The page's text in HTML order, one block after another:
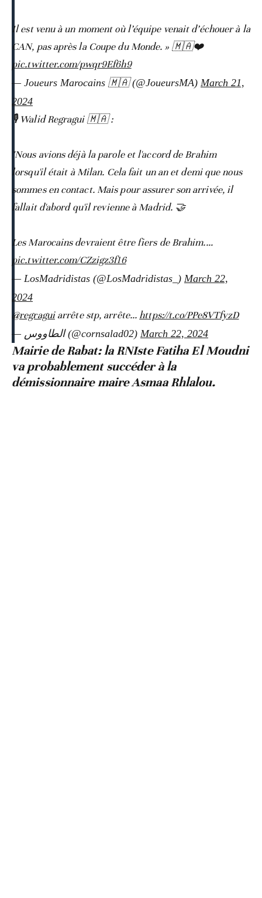
Il est venu à un moment où l’équipe venait d’échouer à la
CAN, pas après la Coupe du Monde. » 🇲🇦❤️
pic.twitter.com/pwqr9Ef6h9
— Joueurs Marocains 🇲🇦 (@JoueursMA) March 21,
2024
🎙️ Walid Regragui 🇲🇦 :
"Nous avions déjà la parole et l'accord de Brahim
lorsqu'il était à Milan. Cela fait un an et demi que nous
sommes en contact. Mais pour assurer son arrivée, il
fallait d'abord qu'il revienne à Madrid. 🤝
Les Marocains devraient être fiers de Brahim.…
pic.twitter.com/CZzigz3f16
— LosMadridistas (@LosMadridistas_) March 22,
2024
@regraguiarrête stp, arrête...https://t.co/PPe8VTfyzD
— الطاووس (@cornsalad02) March 22, 2024
Mairie de Rabat: la RNIste Fatiha El Moudni
va probablement succéder à la
démissionnaire maire Asmaa Rhlalou.